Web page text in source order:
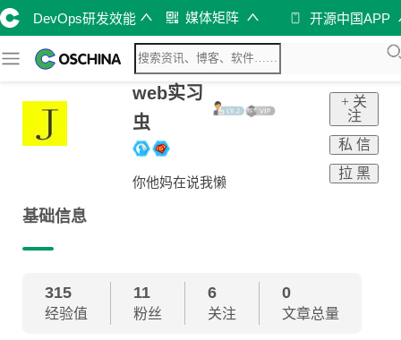
DevOps研发效能 媒体矩阵 开源中国APP
web实习
虫
你他妈在说我懒
+ 关
注
私 信
拉 黑
基础信息
315
经验值
11
粉丝
6
关注
0
文章总量